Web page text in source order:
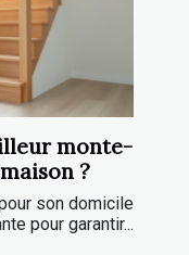
monte-
?
son domicile
pour garantir...